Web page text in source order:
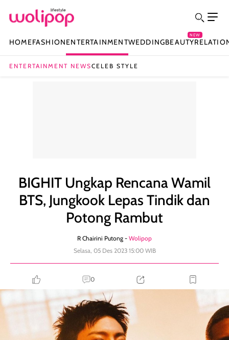
HOMEFASHIONENTERTAINMENTWEDDINGBEAUTY
NEW
ENTERTAINMENT NEWSCELEB STYLE
BIGHIT Ungkap Rencana Wamil
BTS, Jungkook Lepas Tindik dan
Potong Rambut
R Chairini Putong - Wolipop
Selasa, 05 Des 2023 15:00 WIB
0